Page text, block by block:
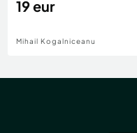
DN2A
19 eur
Mihail Kogalniceanu